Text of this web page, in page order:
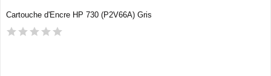
Cartouche d'Encre HP 730 (P2V66A) Gris